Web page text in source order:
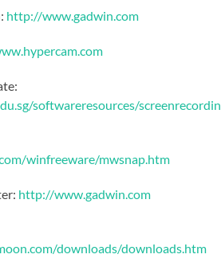
http://www.gadwin.com
softwareresources/
winfreeware/mwsnap.htm
http://www.gadwin.com
downloads/downloads.htm